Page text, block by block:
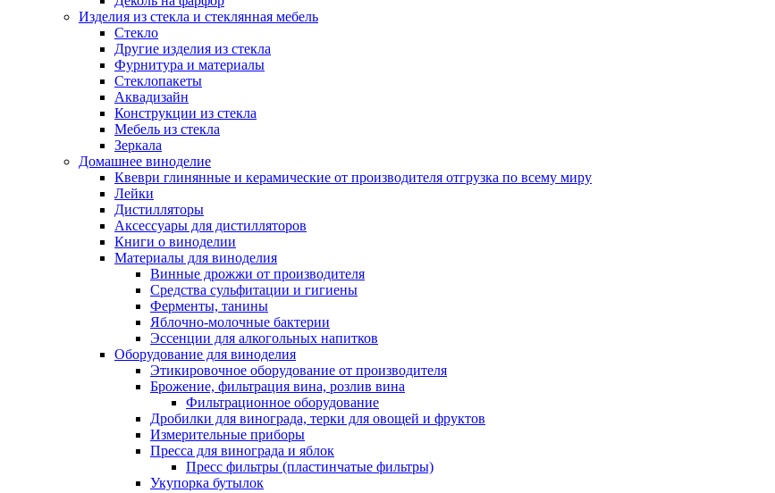
Изделия из стекла и стеклянная мебель
Стекло
Другие изделия из стекла
Фурнитура и материалы
Стеклопакеты
Аквадизайн
Конструкции из стекла
Мебель из стекла
Зеркала
Домашнее виноделие
Квеври глинянные и керамические от производителя отгрузка по всему миру
Лейки
Дистилляторы
Аксессуары для дистилляторов
Книги о виноделии
Материалы для виноделия
Винные дрожжи от производителя
Средства сульфитации и гигиены
Ферменты, танины
Яблочно-молочные бактерии
Эссенции для алкогольных напитков
Оборудование для виноделия
Этикировочное оборудование от производителя
Брожение, фильтрация вина, розлив вина
Фильтрационное оборудование
Дробилки для винограда, терки для овощей и фруктов
Измерительные приборы
Пресса для винограда и яблок
Пресс фильтры (пластинчатые фильтры)
Укупорка бутылок